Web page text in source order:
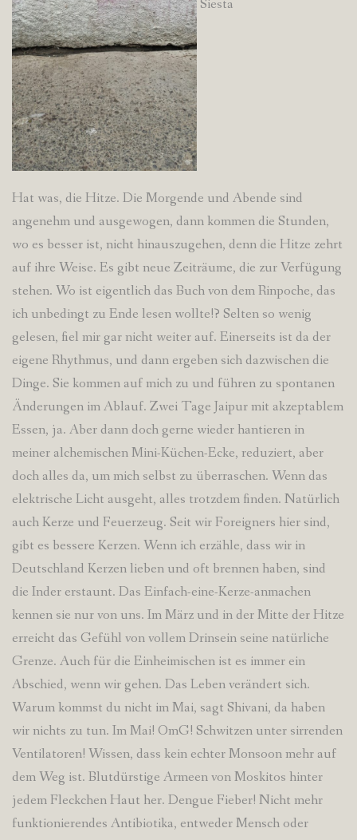
Siesta
Hat was, die Hitze. Die Morgende und Abende sind
angenehm und ausgewogen, dann kommen die Stunden,
wo es besser ist, nicht hinauszugehen, denn die Hitze zehrt
auf ihre Weise. Es gibt neue Zeiträume, die zur Verfügung
stehen. Wo ist eigentlich das Buch von dem Rinpoche, das
ich unbedingt zu Ende lesen wollte!? Selten so wenig
gelesen, fiel mir gar nicht weiter auf. Einerseits ist da der
eigene Rhythmus, und dann ergeben sich dazwischen die
Dinge. Sie kommen auf mich zu und führen zu spontanen
Änderungen im Ablauf. Zwei Tage Jaipur mit akzeptablem
Essen, ja. Aber dann doch gerne wieder hantieren in
meiner alchemischen Mini-Küchen-Ecke, reduziert, aber
doch alles da, um mich selbst zu überraschen. Wenn das
elektrische Licht ausgeht, alles trotzdem finden. Natürlich
auch Kerze und Feuerzeug. Seit wir Foreigners hier sind,
gibt es bessere Kerzen. Wenn ich erzähle, dass wir in
Deutschland Kerzen lieben und oft brennen haben, sind
die Inder erstaunt. Das Einfach-eine-Kerze-anmachen
kennen sie nur von uns. Im März und in der Mitte der Hitze
erreicht das Gefühl von vollem Drinsein seine natürliche
Grenze. Auch für die Einheimischen ist es immer ein
Abschied, wenn wir gehen. Das Leben verändert sich.
Warum kommst du nicht im Mai, sagt Shivani, da haben
wir nichts zu tun. Im Mai! OmG! Schwitzen unter sirrenden
Ventilatoren! Wissen, dass kein echter Monsoon mehr auf
dem Weg ist. Blutdürstige Armeen von Moskitos hinter
jedem Fleckchen Haut her. Dengue Fieber! Nicht mehr
funktionierendes Antibiotika, entweder Mensch oder